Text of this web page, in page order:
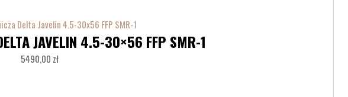
JAVELIN 4.5-30×56 FFP SMR-1
5490,00 zł